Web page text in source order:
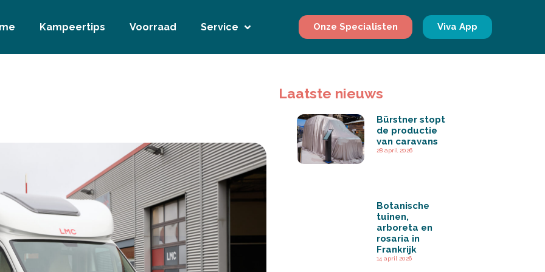
Kampeertips Voorraad Service Onze Specialisten Viva App
Laatste nieuws
Bürstner stopt
de productie
van caravans
28 april 2026
Botanische
tuinen,
arboreta en
rosaria in
Frankrijk
14 april 2026